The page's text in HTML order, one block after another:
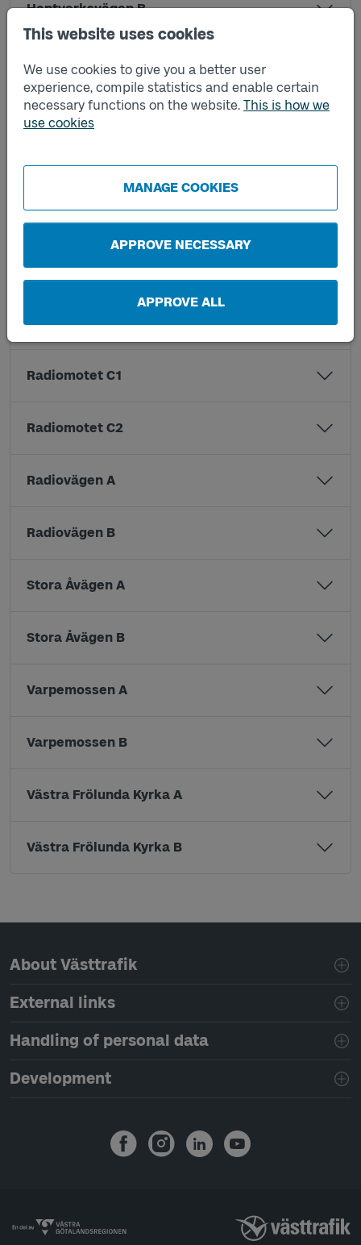
This website uses cookies
We use cookies to give you a better user
experience, compile statistics and enable certain
necessary functions on the website. This is how we
use cookies
MANAGE COOKIES
APPROVE NECESSARY
APPROVE ALL
Hantverksvägen B
Knapehall A
Knapehall B
Kobbegårdsvägen A
Pilegårdsvägen A
Pilegårdsvägen B
Radiomotet C1
Radiomotet C2
Radiovägen A
Radiovägen B
Stora Åvägen A
Stora Åvägen B
Varpemossen A
Varpemossen B
Västra Frölunda Kyrka A
Västra Frölunda Kyrka B
Page footer navigation
About Västtrafik
External links
Handling of personal data
Development